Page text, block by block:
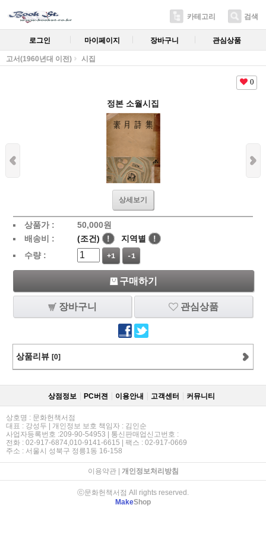
카테고리 검색
로그인 마이페이지 장바구니 관심상품
고서(1960년대 이전) 시집
0
정본 소월시집
상세보기
상품가 : 50,000원
배송비 :
(조건) ! 지역별
!
수량 :
+1 -1
구매하기
장바구니 관심상품
상품리뷰 [0]
상점정보 PC버젼 이용안내 고객센터 커뮤니티
상호명 : 문화헌책서점
대표 : 강성두 | 개인정보 보호 책임자 : 김인순
사업자등록번호 :209-90-54953 | 통신판매업신고번호 :
전화 : 02-917-6874,010-9141-6615 | 팩스 : 02-917-0669
주소 : 서울시 성북구 정릉1동 16-158
이용약관| 개인정보처리방침
ⓒ문화헌책서점 All rights reserved.
MakeShop